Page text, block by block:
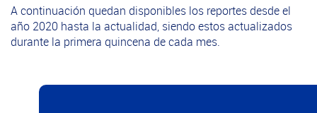
A continuación quedan disponibles los reportes desde el
año 2020 hasta la actualidad, siendo estos actualizados
durante la primera quincena de cada mes.